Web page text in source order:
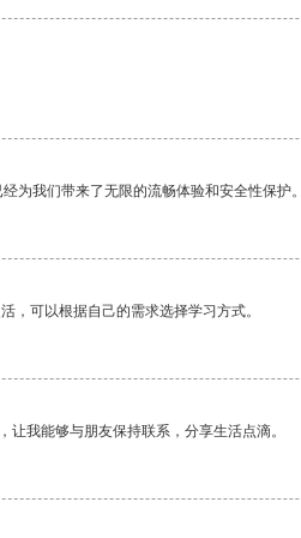
为我们带来了无限的流畅体验和安全性保护
，可以根据自己的需求选择学习方式。
让我能够与朋友保持联系，分享生活点滴。